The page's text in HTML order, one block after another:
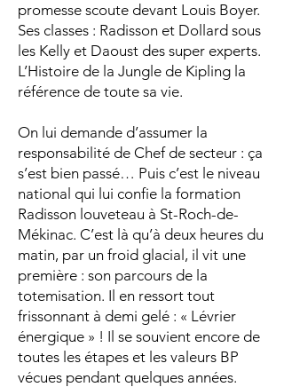
promesse scoute devant Louis Boyer.
Ses classes : Radisson et Dollard sous
les Kelly et Daoust des super experts.
L’Histoire de la Jungle de Kipling la
référence de toute sa vie.
On lui demande d’assumer la
responsabilité de Chef de secteur : ça
s’est bien passé… Puis c’est le niveau
national qui lui confie la formation
Radisson louveteau à St-Roch-de-
Mékinac. C’est là qu’à deux heures du
matin, par un froid glacial, il vit une
première : son parcours de la
totemisation. Il en ressort tout
frissonnant à demi gelé : « Lévrier
énergique » ! Il se souvient encore de
toutes les étapes et les valeurs BP
vécues pendant quelques années.